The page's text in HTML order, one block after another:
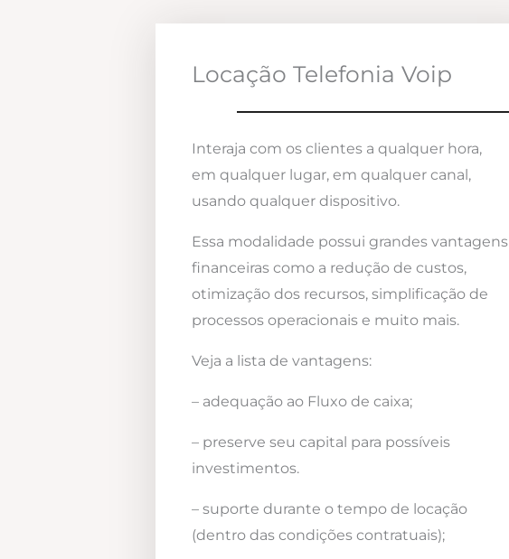
Locação Telefonia Voip
Interaja com os clientes a qualquer hora,
em qualquer lugar, em qualquer canal,
usando qualquer dispositivo.
Essa modalidade possui grandes vantagens
financeiras como a redução de custos,
otimização dos recursos, simplificação de
processos operacionais e muito mais.
Veja a lista de vantagens:
– adequação ao Fluxo de caixa;
– preserve seu capital para possíveis
investimentos.
– suporte durante o tempo de locação
(dentro das condições contratuais);